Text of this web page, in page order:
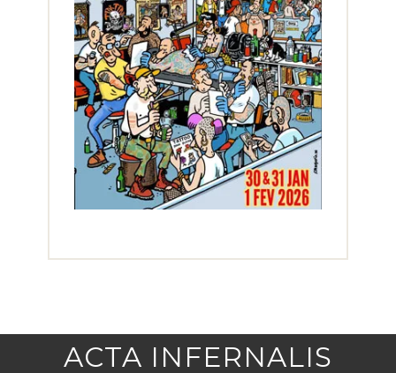
ACTA INFERNALIS